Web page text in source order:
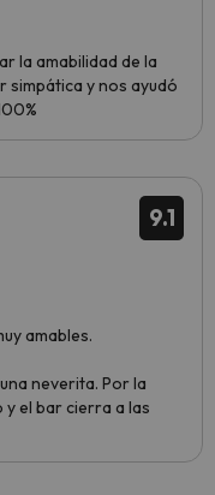
la amabilidad de la
simpática y nos ayudó
9.1
amables.
neverita. Por la
el bar cierra a las